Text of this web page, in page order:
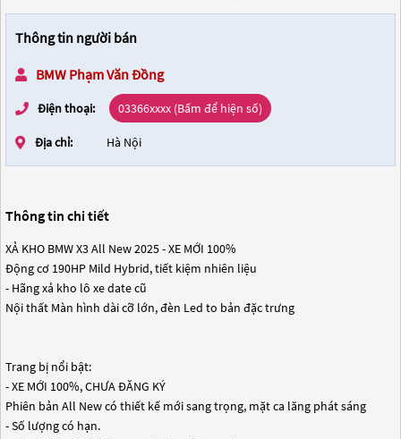
Thông tin người bán
BMW Phạm Văn Đồng
Điện thoại: 03366xxxx (Bấm để hiện số)
Địa chỉ: Hà Nội
Thông tin chi tiết
XẢ KHO BMW X3 All New 2025 - XE MỚI 100%
Động cơ 190HP Mild Hybrid, tiết kiệm nhiên liệu
- Hãng xả kho lô xe date cũ
Nội thất Màn hình dài cỡ lớn, đèn Led to bản đặc trưng
Trang bị nổi bật:
- XE MỚI 100%, CHƯA ĐĂNG KÝ
Phiên bản All New có thiết kế mới sang trọng, mặt ca lăng phát sáng
- Số lượng có hạn.